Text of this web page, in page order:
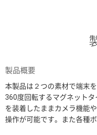
製品概要
本製品は２つの素材で端末
360度回転するマグネット
を装着したままカメラ機能
操作が可能です。また各種